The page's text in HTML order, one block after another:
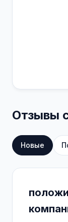
Отзывы
Новые